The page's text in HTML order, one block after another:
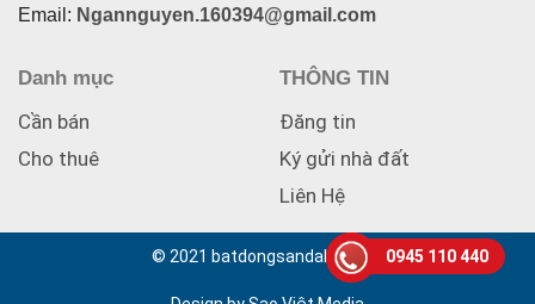
Email: Ngannguyen.160394@gmail.com
Danh mục
Cần bán
Cho thuê
THÔNG TIN
Đăng tin
Ký gửi nhà đất
Liên Hệ
© 2021 batdongsandaklak.net 0945 110 440